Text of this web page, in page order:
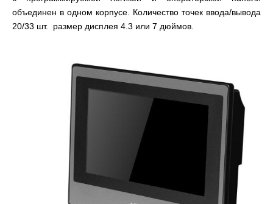
объединен в одном корпусе. Количество точек ввода/вывода
20/33 шт. размер дисплея 4.3 или 7 дюймов.